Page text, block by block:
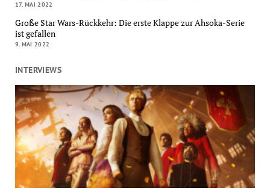
17. MAI 2022
Große Star Wars-Rückkehr: Die erste Klappe zur Ahsoka-Serie
ist gefallen
9. MAI 2022
INTERVIEWS